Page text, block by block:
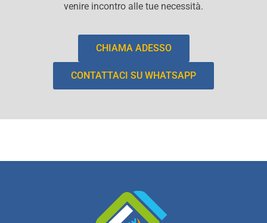
venire incontro alle tue necessità.
CHIAMA ADESSO
CONTATTACI SU WHATSAPP